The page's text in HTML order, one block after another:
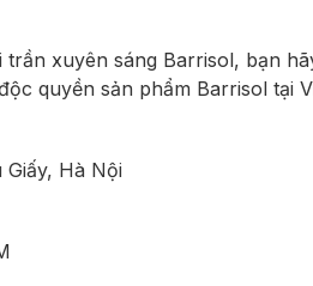
xuyên sáng Barrisol, bạn
quyền sản phẩm Barrisol tại
Hà Nội